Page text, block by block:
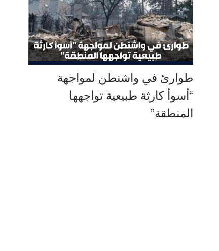
طوارئ في واشنطن لمواجهة
“أسوأ كارثة طبيعية تواجهها
المنطقة”